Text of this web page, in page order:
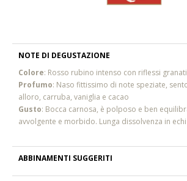
NOTE DI DEGUSTAZIONE
Colore: Rosso rubino intenso con riflessi
Profumo: Naso fittissimo di note speziate,
alloro, carruba, vaniglia e cacao
Gusto: Bocca carnosa, è polposo e ben
avvolgente e morbido. Lunga dissolvenza in
ABBINAMENTI SUGGERITI